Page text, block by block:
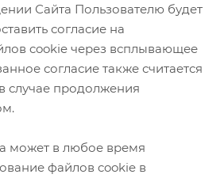
Сайта Пользователю будет
согласие на
cookie через всплывающее
согласие также считается
случае продолжения
может в любое время
файлов cookie в